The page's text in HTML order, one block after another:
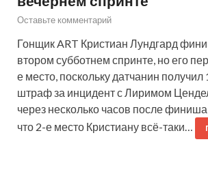
Оставьте комментарий
Гонщик ART Кристиан Лундгард
втором субботнем спринте, но его
е место, поскольку датчанин
штраф за инцидент с Лиримом
через несколько часов после финиша
что 2-е место Кристиану всё-таки…